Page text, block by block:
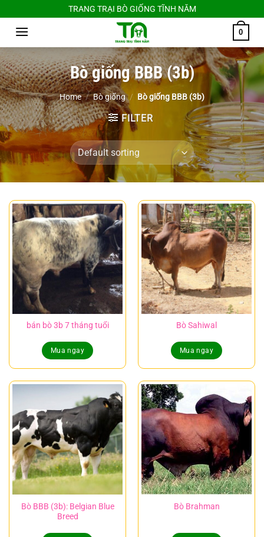
đến
dung
TRANG TRẠI BÒ GIỐNG TĨNH NĂM
0
Bò giống BBB (3b)
Home / Bò giống / Bò giống BBB (3b)
FILTER
bán bò 3b 7 tháng tuổi
Mua ngay
Bò Sahiwal
Mua ngay
Bò BBB (3b): Belgian Blue
Breed
Bò Brahman